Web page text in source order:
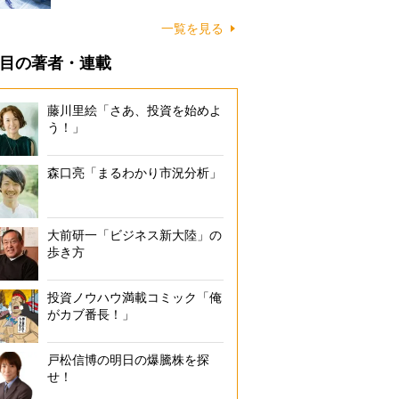
一覧を見る
の著者・連載
藤川里絵「さあ、投資を始めよ
う！」
森口亮「まるわかり市況分析」
大前研一「ビジネス新大陸」の
歩き方
投資ノウハウ満載コミック「俺
がカブ番長！」
戸松信博の明日の爆騰株を探
せ！